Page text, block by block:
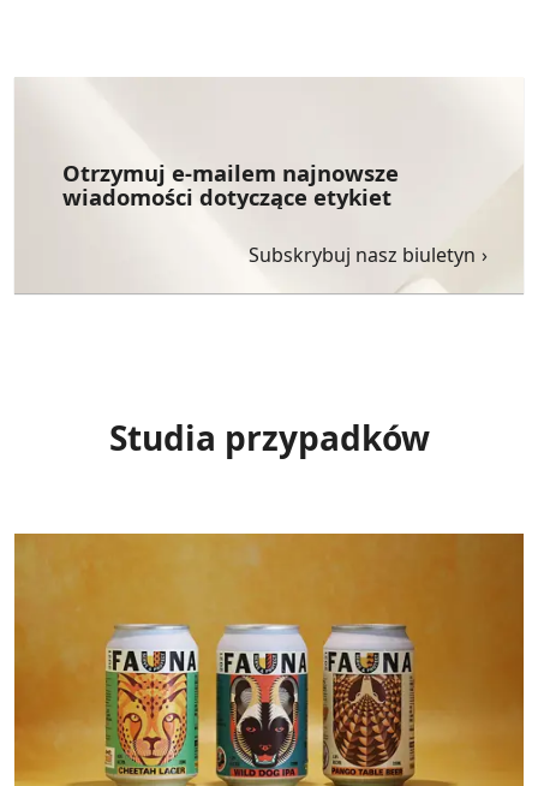
Otrzymuj e-mailem najnowsze
wiadomości dotyczące etykiet
Subskrybuj nasz biuletyn
Studia przypadków